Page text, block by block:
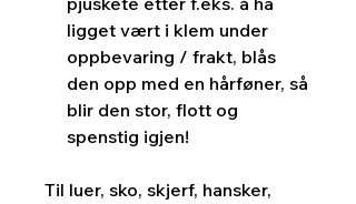
ligget vært i klem under
oppbevaring / frakt, blås
den opp med en hårføner, så
blir den stor, flott og
spenstig igjen!
Til luer, sko, skjerf, hansker,